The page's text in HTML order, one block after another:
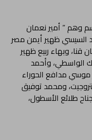
وهم ” أمير نعمان
السيسي ظهير أيمن مصر
وبهاء ربيع ظهير
الواسطي، وأحمد
موسي مدافع الحوراء
ومحمد توفيق
طلائع الأسطول،